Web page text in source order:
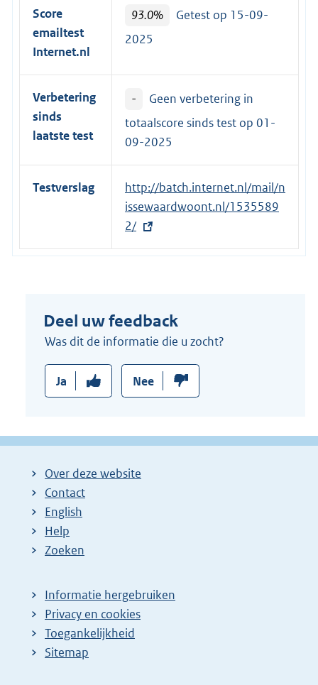
e
k
:
Score
emailtest
Internet.nl
93.0%
Getest op 15-09-
2025
Verbetering
sinds
laatste test
-
Geen verbetering in
totaalscore sinds test op 01-
09-2025
Testverslag
E
x
t
e
l
i
:
http://batch.internet.nl/mail/n
issewaardwoont.nl/1535589
2/
Deel uw feedback
Was dit de informatie die u zocht?
Ja Nee
Over deze website
Contact
English
Help
Zoeken
Informatie hergebruiken
Privacy en cookies
Toegankelijkheid
Sitemap